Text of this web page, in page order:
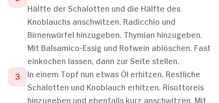
Hälfte der Schalotten und die Hälfte des
Knoblauchs anschwitzen. Radicchio und
Birnenwürfel hinzugeben. Thymian hinzugeben.
Mit Balsamico-Essig und Rotwein ablöschen. Fast
einkochen lassen, dann zur Seite stellen.
In einem Topf nun etwas Öl erhitzen. Restliche
Schalotten und Knoblauch erhitzen. Risottoreis
hinzugeben und ebenfalls kurz anschwitzen. Mit